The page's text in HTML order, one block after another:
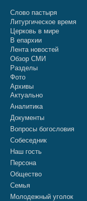
Слово пастыря
Литургическое время
Церковь в мире
В епархии
Лента новостей
Обзор СМИ
Разделы
Фото
Архивы
Актуально
Аналитика
Документы
Вопросы богословия
Собеседник
Наш гость
Персона
Общество
Семья
Молодежный уголок